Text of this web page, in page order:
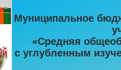
Муниципальное
«Средняя
с углубленным